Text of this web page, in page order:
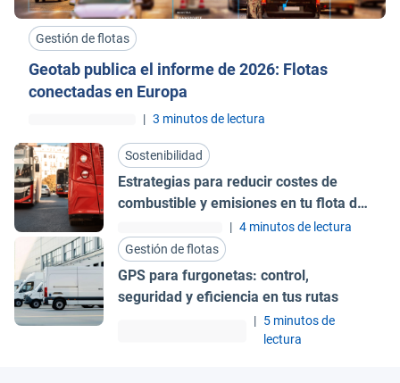
Gestión de flotas
Geotab publica el informe de 2026: Flotas
conectadas en Europa
| 3 minutos de lectura
Sostenibilidad
Estrategias para reducir costes de
combustible y emisiones en tu flota de
| 4 minutos de lectura
Gestión de flotas
GPS para furgonetas: control,
seguridad y eficiencia en tus rutas
| 5 minutos de
lectura